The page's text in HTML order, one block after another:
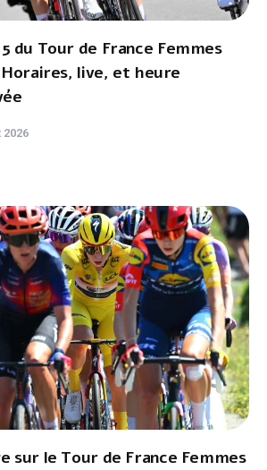
du Tour de France Femmes
Horaires, live, et heure
2026
sur le Tour de France Femmes